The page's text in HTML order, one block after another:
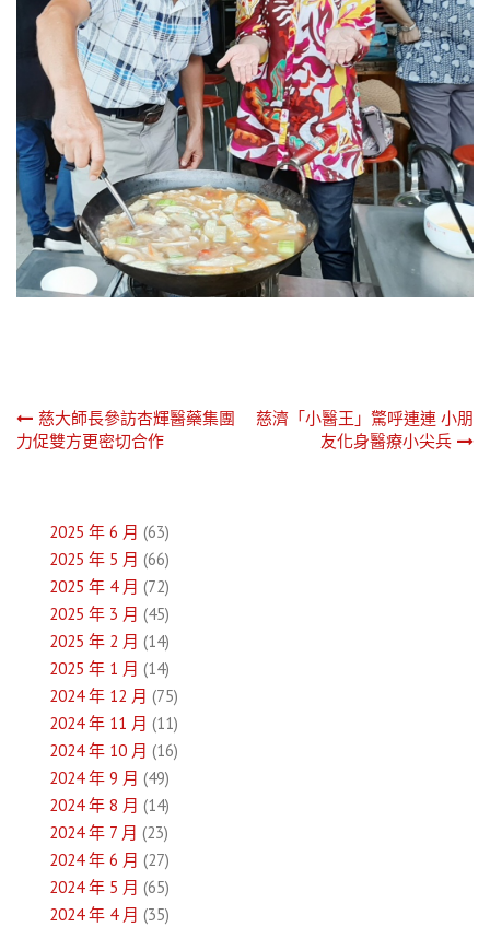
文
覽
慈大師長參訪杏輝醫藥集團
力促雙方更密切合作
慈濟「小醫王」驚呼連連 小朋
友化身醫療小尖兵
2025 年 6 月 (63)
2025 年 5 月 (66)
2025 年 4 月 (72)
2025 年 3 月 (45)
2025 年 2 月 (14)
2025 年 1 月 (14)
2024 年 12 月 (75)
2024 年 11 月 (11)
2024 年 10 月 (16)
2024 年 9 月 (49)
2024 年 8 月 (14)
2024 年 7 月 (23)
2024 年 6 月 (27)
2024 年 5 月 (65)
2024 年 4 月 (35)